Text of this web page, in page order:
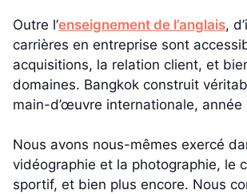
Outre l’enseignement de l’anglais,
carrières en entreprise sont
acquisitions, la relation client, et
domaines. Bangkok construit
main-d’œuvre internationale, année
Nous avons nous-mêmes exercé
vidéographie et la photographie, le
sportif, et bien plus encore. Nous